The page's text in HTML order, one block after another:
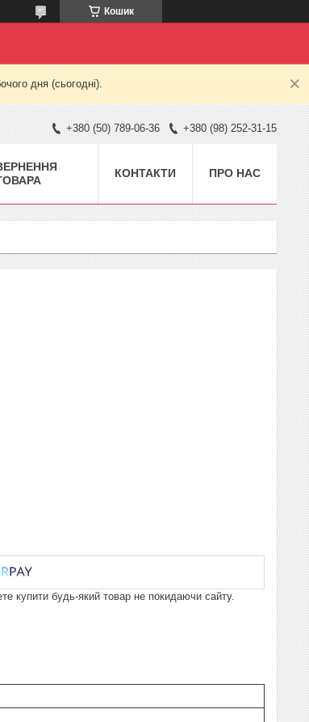
Кошик
дня (сьогодні).
+380 (50) 789-06-36 +380 (98) 252-31-15
КОНТАКТИ ПРО НАС
купити будь-який товар не покидаючи сайту.